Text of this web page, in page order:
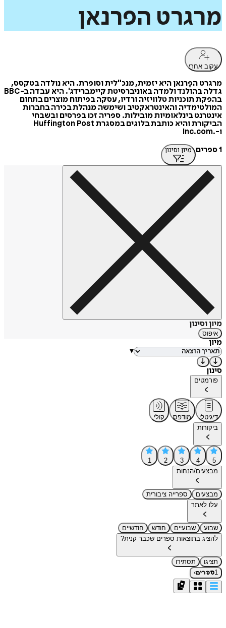
מרגרט הפרנאן
עקוב אחרי
מרגרט הֵפֶרנאן היא יזמית, מנכ"לית וסופרת. היא נולדה בטקסס,
גדלה בהולנד ולמדה באוניברסיטת קיימברידג'. היא עבדה ב-BBC
בהפקת תוכניות טלוויזיה ורדיו, עסקה בפיתוח מוצרים בתחום
המולטימדיה והאינטראקטיב ושימשה מנהלת בכירה בחברות
אינטרנט בינלאומיות מובילות. ספריה זכו בפרסים ובשבחי
הביקורת והיא כותבת בלוגים במסגרת Huffington Post
ו-.Inc.com
1 ספרים
מיון וסינון
מיון וסינון
איפוס
מיון
▾
סינון
פורמטים
דיגיטלי מודפס
קולי
ביקורות
5
4
3
2
1
מבצעים/הנחות
מבצעים
ספרייה ציבורית
עלו לאתר
שבוע שבועיים חודש
חודשיים
להציג בתוצאות ספרים שכבר קנית?
תציגו
תסתירו
1ספרים›